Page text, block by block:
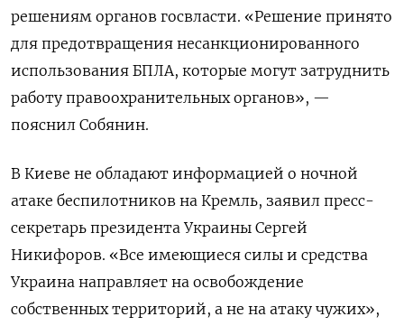
решениям органов госвласти. «Решение принято
для предотвращения несанкционированного
использования БПЛА, которые могут затруднить
работу правоохранительных органов», —
пояснил Собянин.
В Киеве не обладают информацией о ночной
атаке беспилотников на Кремль, заявил пресс-
секретарь президента Украины Сергей
Никифоров. «Все имеющиеся силы и средства
Украина направляет на освобождение
собственных территорий, а не на атаку чужих»,